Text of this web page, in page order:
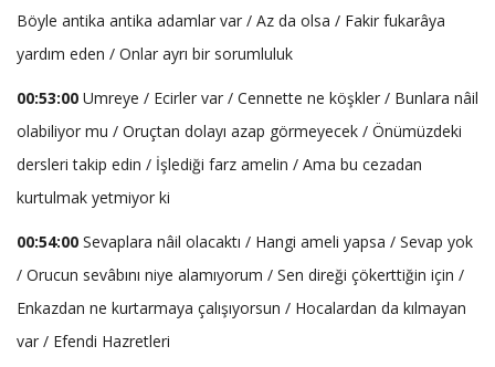
Böyle antika antika adamlar var / Az da olsa / Fakir fukarâya
yardım eden / Onlar ayrı bir sorumluluk
00:53:00 Umreye / Ecirler var / Cennette ne köşkler / Bunlara nâil
olabiliyor mu / Oruçtan dolayı azap görmeyecek / Önümüzdeki
dersleri takip edin / İşlediği farz amelin / Ama bu cezadan
kurtulmak yetmiyor ki
00:54:00 Sevaplara nâil olacaktı / Hangi ameli yapsa / Sevap yok
/ Orucun sevâbını niye alamıyorum / Sen direği çökerttiğin için /
Enkazdan ne kurtarmaya çalışıyorsun / Hocalardan da kılmayan
var / Efendi Hazretleri